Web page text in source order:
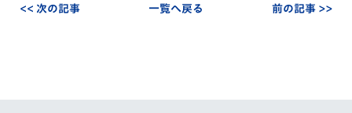
<< 次の記事 一覧へ戻る 前の記事 >>